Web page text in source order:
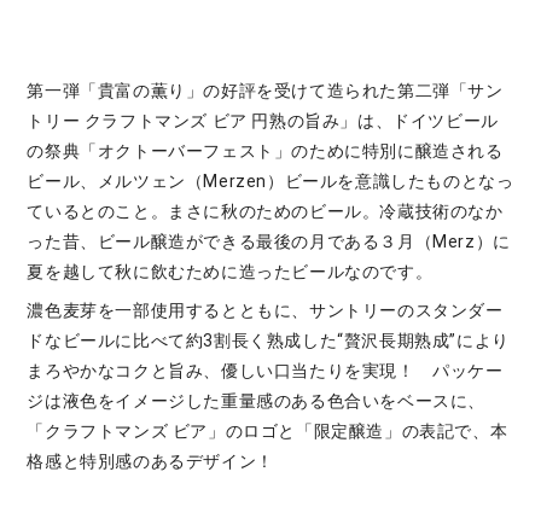
第一弾「貴富の薫り」の好評を受けて造られた第二弾「サン
トリー クラフトマンズ ビア 円熟の旨み」は、ドイツビール
の祭典「オクトーバーフェスト」のために特別に醸造される
ビール、メルツェン（Merzen）ビールを意識したものとなっ
ているとのこと。まさに秋のためのビール。冷蔵技術のなか
った昔、ビール醸造ができる最後の月である３月（Merz）に
夏を越して秋に飲むために造ったビールなのです。
濃色麦芽を一部使用するとともに、サントリーのスタンダー
ドなビールに比べて約3割長く熟成した“贅沢長期熟成”により
まろやかなコクと旨み、優しい口当たりを実現！ パッケー
ジは液色をイメージした重量感のある色合いをベースに、
「クラフトマンズ ビア」のロゴと「限定醸造」の表記で、本
格感と特別感のあるデザイン！